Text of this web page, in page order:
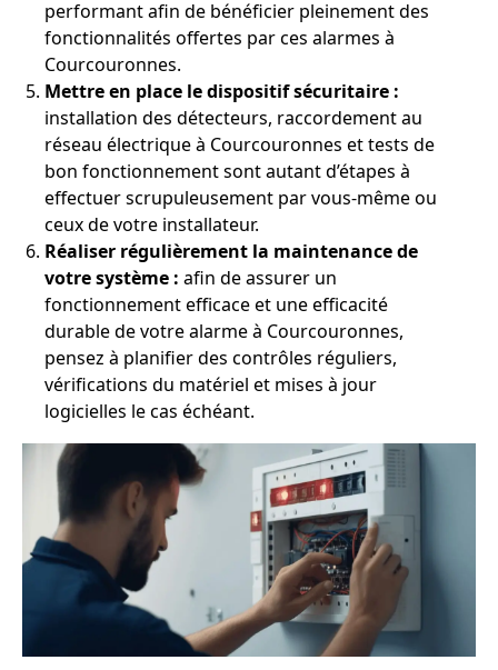
performant afin de bénéficier pleinement des
fonctionnalités offertes par ces alarmes à
Courcouronnes.
Mettre en place le dispositif sécuritaire :
installation des détecteurs, raccordement au
réseau électrique à Courcouronnes et tests de
bon fonctionnement sont autant d’étapes à
effectuer scrupuleusement par vous-même ou
ceux de votre installateur.
Réaliser régulièrement la maintenance de
votre système : afin de assurer un
fonctionnement efficace et une efficacité
durable de votre alarme à Courcouronnes,
pensez à planifier des contrôles réguliers,
vérifications du matériel et mises à jour
logicielles le cas échéant.